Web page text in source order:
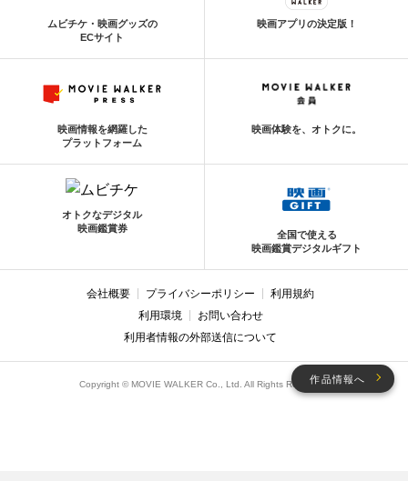
作品情報へ
ムビチケ・映画グッズの
ECサイト
映画アプリの決定版！
映画情報を網羅した
プラットフォーム
映画体験を、オトクに。
オトクなデジタル
映画鑑賞券
全国で使える
映画鑑賞デジタルギフト
会社概要 プライバシーポリシー
利用規約
利用環境
お問い合わせ
利用者情報の外部送信について
Copyright © MOVIE WALKER Co., Ltd. All Rights Reserved.